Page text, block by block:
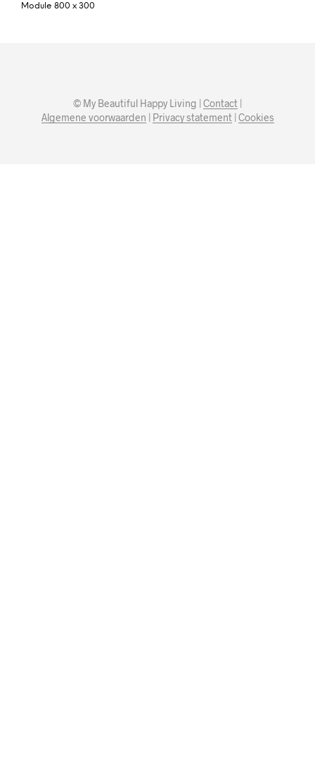
Module 800 x 300
© My Beautiful Happy Living | Contact |
Algemene voorwaarden | Privacy statement| Cookies